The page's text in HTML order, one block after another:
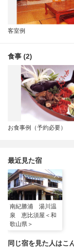
客室例
食事 (2)
お食事例（予約必要）
最近見た宿
南紀勝浦 湯川温
泉 恵比須屋＜和
歌山県＞
同じ宿を見た人はこ